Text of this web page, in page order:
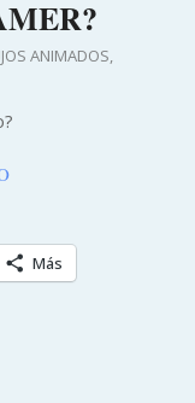
ANIMADOS
Más